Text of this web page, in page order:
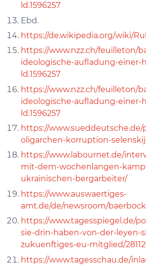
ld.1596257
Ebd.
https://de.wikipedia.org/wiki/
https://www.nzz.ch/feuilleton/
ideologische-aufladung-einer-
ld.1596257
https://www.nzz.ch/feuilleton/
ideologische-aufladung-einer-
ld.1596257
https://
oligarchen-korruption-
https://www.labournet.de/
mit-dem-wochenlangen-
ukrainischen-bergarbeiter/
https://www.auswaertiges-
amt.de/de/newsroom/
https://www.tagesspiegel.de/
sie-drin-haben-von-der-leyen-
zukuenftiges-eu-mitglied/
https://www.tagesschau.de/